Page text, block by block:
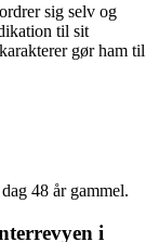
sig selv og
til sit
gør ham til
48 år gammel.
i